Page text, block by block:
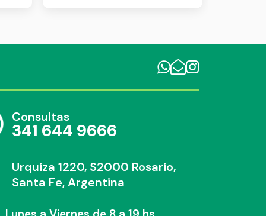
Consultas
341 644 9666
Urquiza 1220, S2000 Rosario,
Santa Fe, Argentina